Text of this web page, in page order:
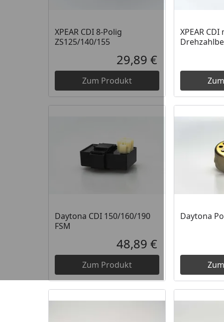
XPEAR CDI 8-Polig
ZS125/140/155
Aktueller Preis
29,89 €
Zum Produkt
XPEAR CDI
Daytona CDI 150/160/190
FSM
Aktueller Preis
48,89 €
Zum Produkt
Daytona